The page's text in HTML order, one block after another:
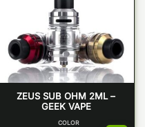
ZEUS SUB OHM 2ML –
GEEK VAPE
COLOR